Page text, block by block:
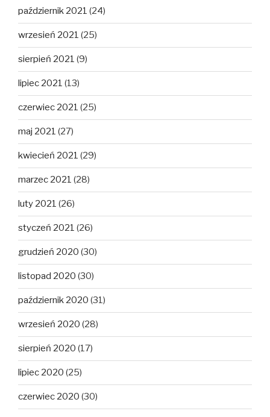
październik 2021 (24)
wrzesień 2021 (25)
sierpień 2021 (9)
lipiec 2021 (13)
czerwiec 2021 (25)
maj 2021 (27)
kwiecień 2021 (29)
marzec 2021 (28)
luty 2021 (26)
styczeń 2021 (26)
grudzień 2020 (30)
listopad 2020 (30)
październik 2020 (31)
wrzesień 2020 (28)
sierpień 2020 (17)
lipiec 2020 (25)
czerwiec 2020 (30)